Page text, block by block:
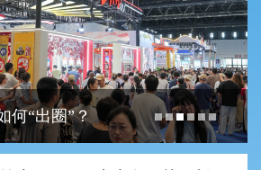
何“出圈”？
关于2026年第十四师昆玉市事业单位面向师市...